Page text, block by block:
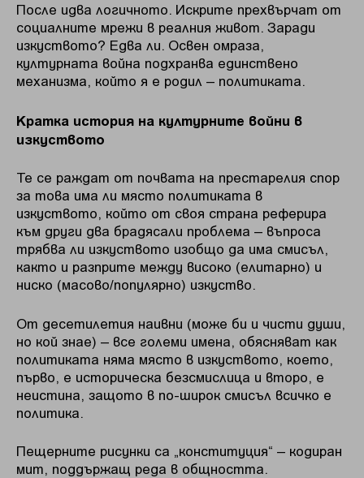
После идва логичното. Искрите прехвърчат от
социалните мрежи в реалния живот. Заради
изкуството? Едва ли. Освен омраза,
културната война подхранва единствено
механизма, който я е родил – политиката.
Кратка история на културните войни в
изкуството
Те се раждат от почвата на престарелия спор
за това има ли място политиката в
изкуството, който от своя страна реферира
към други два брадясали проблема – въпроса
трябва ли изкуството изобщо да има смисъл,
както и разприте между високо (елитарно) и
ниско (масово/популярно) изкуство.
От десетилетия наивни (може би и чисти души,
но кой знае) – все големи имена, обясняват как
политиката няма място в изкуството, което,
първо, е историческа безсмислица и второ, е
неистина, защото в по-широк смисъл всичко е
политика.
Пещерните рисунки са „конституция“ – кодиран
мит, поддържащ реда в общността.